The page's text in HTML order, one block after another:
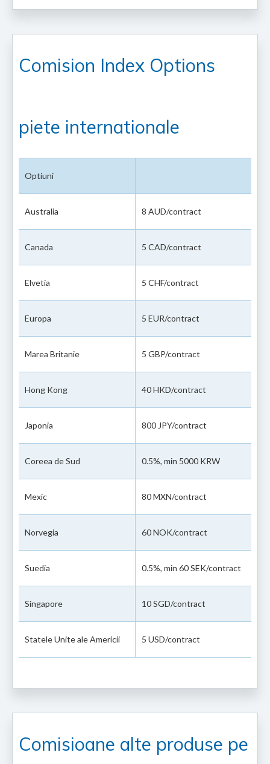
Comision Index Options
piete internationale
Optiuni
Australia 8 AUD/contract
Canada 5 CAD/contract
Elvetia 5 CHF/contract
Europa 5 EUR/contract
Marea Britanie 5 GBP/contract
Hong Kong 40 HKD/contract
Japonia 800 JPY/contract
Coreea de Sud 0.5%, min 5000 KRW
Mexic 80 MXN/contract
Norvegia 60 NOK/contract
Suedia 0.5%, min 60 SEK/contract
Singapore 10 SGD/contract
Statele Unite ale Americii 5 USD/contract
Comisioane alte produse pe